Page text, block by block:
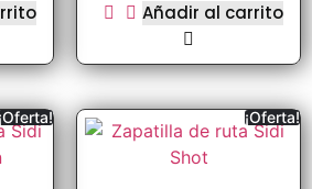
Añadir al carrito
¡Oferta!